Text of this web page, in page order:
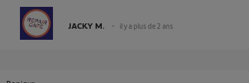
JACKY M. il y a plus de 2 ans